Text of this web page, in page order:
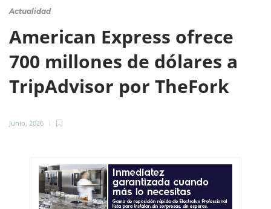
Actualidad
American Express ofrece
700 millones de dólares a
TripAdvisor por TheFork
Junio, 2026